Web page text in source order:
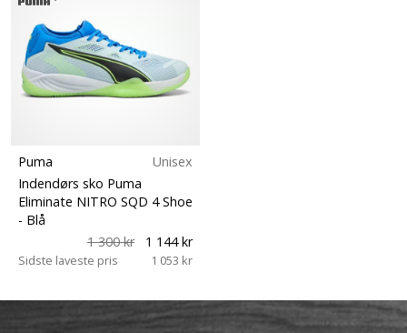
Puma
Unisex
Indendørs sko Puma
Eliminate NITRO SQD 4 Shoe
- Blå
1 300 kr
1 144 kr
Sidste laveste pris 1 053 kr